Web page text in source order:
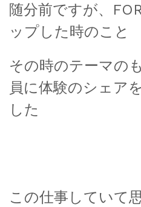
随分前ですが、
ップした時のこと
その時のテーマの
員に体験のシェア
した
この仕事していて